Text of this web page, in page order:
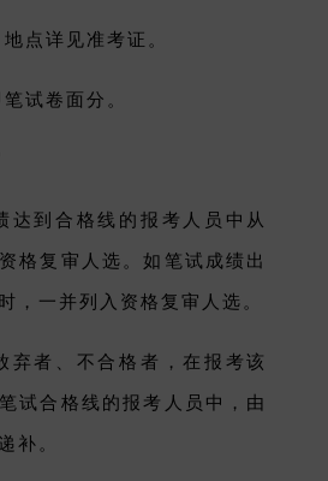
点详见准考证。
试卷面分。
到合格线的报考人员中从
格复审人选。如笔试成绩出
，一并列入资格复审人选。
者、不合格者，在报考该
试合格线的报考人员中，由
补。